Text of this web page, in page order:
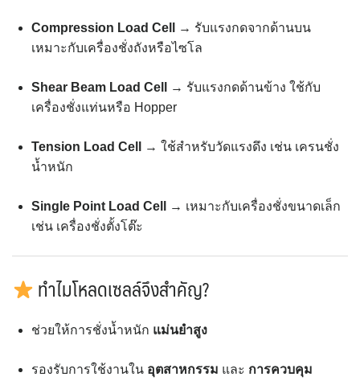
Compression Load Cell
→ รับแรงกดจากด้านบน
เหมาะกับเครื่องชั่งถังหรือไซโล
Shear Beam Load Cell
→ รับแรงกดด้านข้าง ใช้กับ
เครื่องชั่งแท่นหรือ Hopper
Tension Load Cell
→ ใช้สำหรับวัดแรงดึง เช่น เครนชั่ง
น้ำหนัก
Single Point Load Cell
→ เหมาะกับเครื่องชั่งขนาดเล็ก
เช่น เครื่องชั่งตั้งโต๊ะ
ทำไมโหลดเซลล์จึงสำคัญ?
ช่วยให้การชั่งน้ำหนัก แม่นยำสูง
รองรับการใช้งานใน อุตสาหกรรม และ การควบคุม